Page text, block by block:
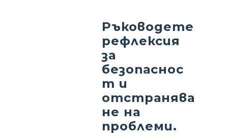
Ръководете
рефлексия
за
безопаснос
т и
отстранява
не на
проблеми.